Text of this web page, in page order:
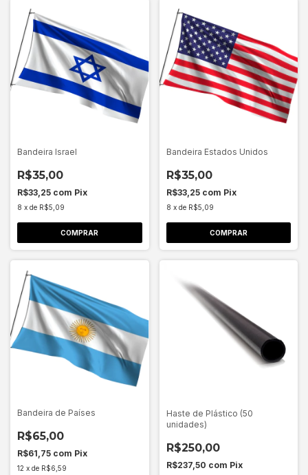
Bandeira Israel
R$35,00
R$33,25 com Pix
8 x de R$5,09
COMPRAR
Bandeira Estados Unidos
R$35,00
R$33,25 com Pix
8 x de R$5,09
COMPRAR
Bandeira de Países
R$65,00
R$61,75 com Pix
12 x de R$6,59
Haste de Plástico (50
unidades)
R$250,00
R$237,50 com Pix